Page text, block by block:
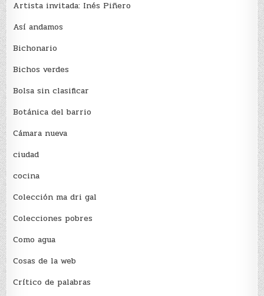
Artista invitada: Inés Piñero
Así andamos
Bichonario
Bichos verdes
Bolsa sin clasificar
Botánica del barrio
Cámara nueva
ciudad
cocina
Colección ma dri gal
Colecciones pobres
Como agua
Cosas de la web
Crítico de palabras